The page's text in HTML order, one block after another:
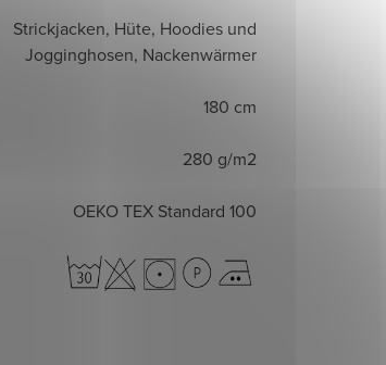
Strickjacken, Hüte, Hoodies und
Jogginghosen, Nackenwärmer
180 cm
280 g/m2
OEKO TEX Standard 100